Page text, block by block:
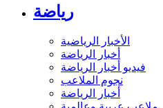
رياضة
الأخبار الرياضية
أخبار الرياضة
فيديو أخبار الرياضة
نجوم الملاعب
أخبار الرياضة